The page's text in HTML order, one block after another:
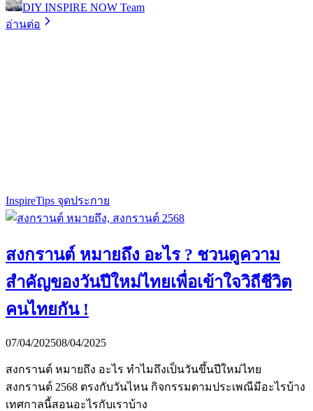
DIY INSPIRE NOW Team
อ่านต่อ
InspireTips จุดประกาย
สงกรานต์ หมายถึง อะไร ? ชวนดูความ
สำคัญของวันปีใหม่ไทยเพื่อเข้าใจวิถีชีวิต
คนไทยกัน !
07/04/202508/04/2025
สงกรานต์ หมายถึง อะไร ทำไมถึงเป็นวันขึ้นปีใหม่ไทย
สงกรานต์ 2568 ตรงกับวันไหน กิจกรรมตามประเพณีมีอะไรบ้าง
เทศกาลนี้สอนอะไรกับเราบ้าง